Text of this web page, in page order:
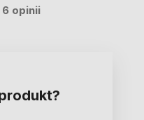
6 opinii